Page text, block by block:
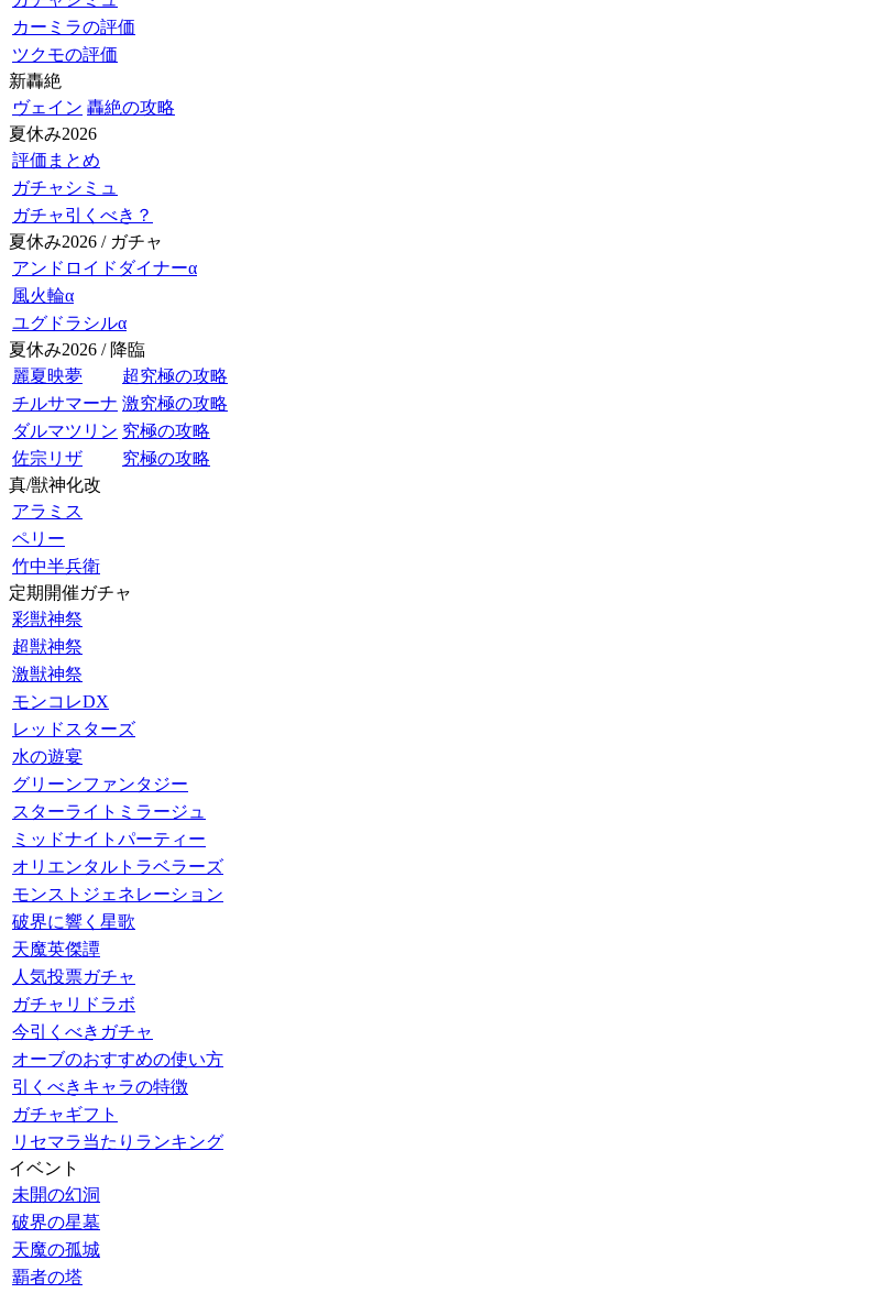
カーミラの評価
ツクモの評価
新轟絶
ヴェイン 轟絶の攻略
夏休み2026
評価まとめ
ガチャシミュ
ガチャ引くべき？
夏休み2026 / ガチャ
アンドロイドダイナーα
風火輪α
ユグドラシルα
夏休み2026 / 降臨
麗夏映夢
超究極の攻略
チルサマーナ 激究極の攻略
ダルマツリン 究極の攻略
佐宗リザ
究極の攻略
真/獣神化改
アラミス
ペリー
竹中半兵衛
定期開催ガチャ
彩獣神祭
超獣神祭
激獣神祭
モンコレDX
レッドスターズ
水の遊宴
グリーンファンタジー
スターライトミラージュ
ミッドナイトパーティー
オリエンタルトラベラーズ
モンストジェネレーション
破界に響く星歌
天魔英傑譚
人気投票ガチャ
ガチャリドラボ
今引くべきガチャ
オーブのおすすめの使い方
引くべきキャラの特徴
ガチャギフト
リセマラ当たりランキング
イベント
未開の幻洞
破界の星墓
天魔の孤城
覇者の塔